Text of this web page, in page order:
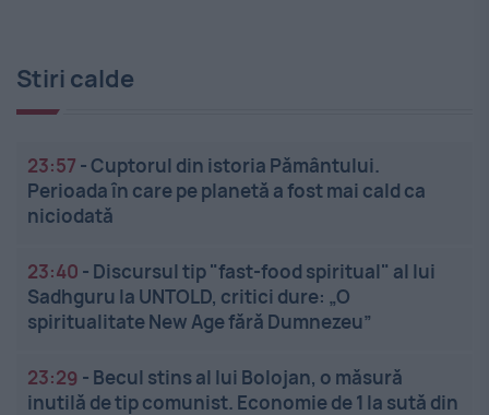
Stiri calde
23:57 -Cuptorul din istoria Pământului.
Perioada în care pe planetă a fost mai cald ca
niciodată
23:40 - Discursul tip "fast-food spiritual" al lui
Sadhguru la UNTOLD, critici dure: „O
spiritualitate New Age fără Dumnezeu”
23:29 - Becul stins al lui Bolojan, o măsură
inutilă de tip comunist. Economie de 1 la sută din